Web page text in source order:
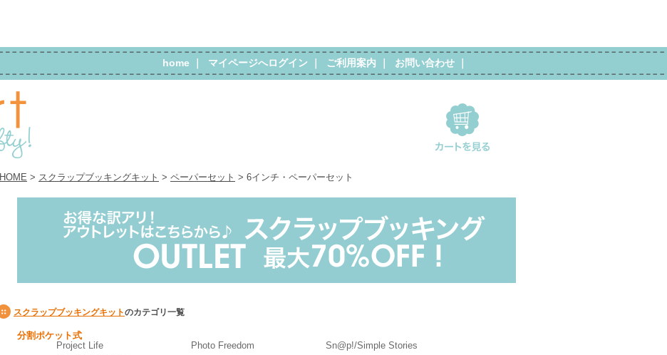
home マイページへログイン ご利用案内 お問い合わせ
HOME > スクラップブッキングキット > ペーパーセット > 6インチ・ペーパーセット
スクラップブッキングキットのカテゴリ一覧
分割ポケット式
Project Life
Photo Freedom
Sn@p!/Simple Stories